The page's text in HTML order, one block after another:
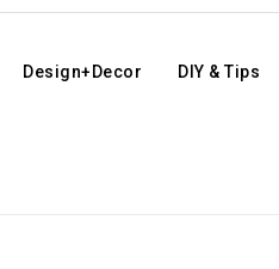
Design+Decor DIY & Tips